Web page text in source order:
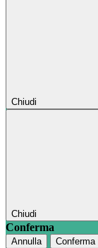
Chiudi
Chiudi
Conferma
Annulla Conferma